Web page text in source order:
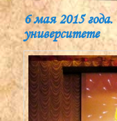
6 мая 2015
университете